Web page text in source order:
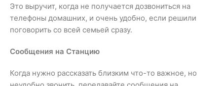
Это выручит, когда не получается дозвониться на
телефоны домашних, и очень удобно, если решили
поговорить со всей семьей сразу.
Сообщения на Станцию
Когда нужно рассказать близким что-то важное, но